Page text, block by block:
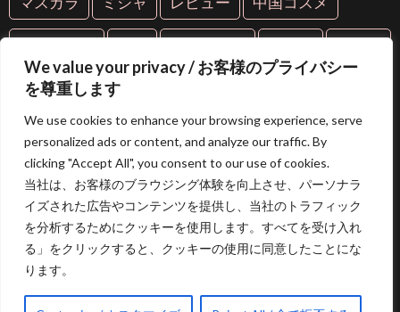
We value your privacy / お客様のプライバシー
を尊重します
We use cookies to enhance your browsing experience, serve
personalized ads or content, and analyze our traffic. By
clicking "Accept All", you consent to our use of cookies.
当社は、お客様のブラウジング体験を向上させ、パーソナラ
イズされた広告やコンテンツを提供し、当社のトラフィック
を分析するためにクッキーを使用します。すべてを受け入れ
る」をクリックすると、クッキーの使用に同意したことにな
ります。
抗糖化 抗老化
美容 美容液 美白 美肌 芸能人愛用
限定コスメ 韓国コスメ